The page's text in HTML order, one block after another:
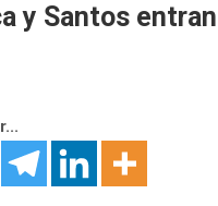
y Santos